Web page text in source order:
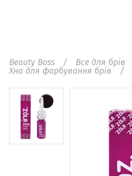
Beauty Boss
Все для брів
Хна для фарбування брів